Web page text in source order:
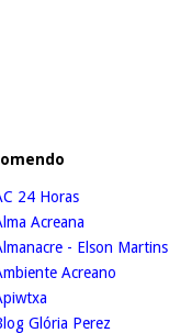
24 Horas
Acreana
- Elson Martins
Acreano
Glória Perez